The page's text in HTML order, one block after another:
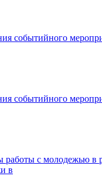
событийного
событийного
работы с молодежью в
в